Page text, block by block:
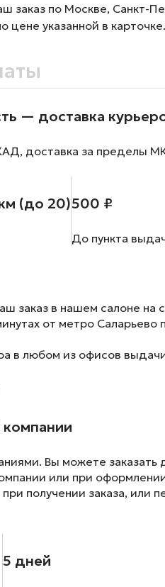
заказ по Москве, Санкт-
цене указанной в
— доставка
доставка за пределы
(до 20)500 ₽
До пункта
заказ в нашем салоне
от метро
в любом из офисов
Вы можете
или при
получении заказа, или
5 дней